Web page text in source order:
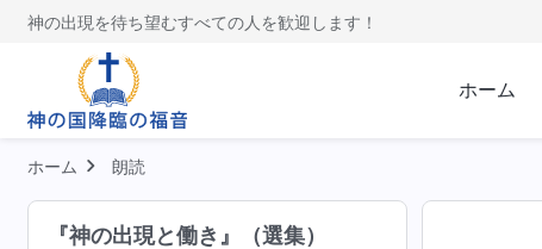
神の出現を待ち望むすべての人を歓迎します！
ホーム
ホーム 朗読
『神の出現と働き』（選集）
性質が変化した人とは神の言葉の現実
に入った人である
神の前で心を静めることについて
完全にされるべく、神の旨に配慮せよ